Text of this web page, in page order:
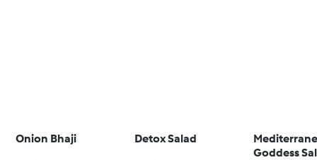
Onion Bhaji Detox Salad
Goddess